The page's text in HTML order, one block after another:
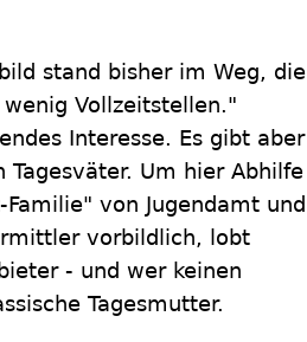
stand bisher im Weg, die
Vollzeitstellen."
Interesse. Es gibt aber
Um hier Abhilfe
von Jugendamt und
vorbildlich, lobt
- und wer keinen
Tagesmutter.